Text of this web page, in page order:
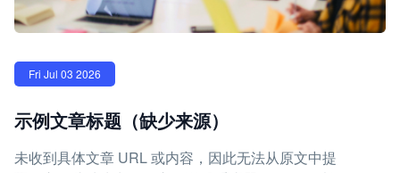
Fri Jul 03 2026
示例文章标题（缺少来源）
未收到具体文章 URL 或内容，因此无法从原文中提